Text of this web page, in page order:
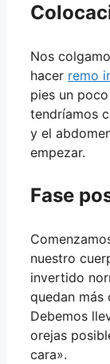
Nos
hacer remo
pies un
tendríamos
y el
empezar.
Fase
nuestro
invertido
quedan más
Debemos
orejas
cara».